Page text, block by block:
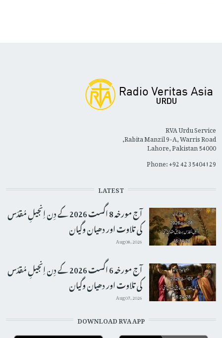
RVA Urdu Service
Rabita Manzil 9-A, Warris Road,
Lahore, Pakistan 54000
Phone: +92 42 35404129
LATEST
آج مورخہ 8 اگست 2026 کے دِن اِنجیلِ مُقدّس
کی تلاوت اور دھیان وگیان
Aug 08, 2026
آج مورخہ 6 اگست 2026 کے دِن اِنجیلِ مُقدّس
کی تلاوت اور دھیان وگیان
Aug 07, 2026
DOWNLOAD RVA APP